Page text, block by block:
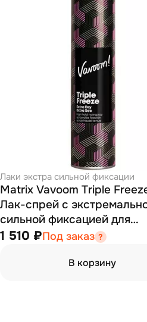
Лаки экстра сильной фиксации
Matrix Vavoom Triple
Лак-спрей с
сильной фиксацией для
подвижной укладки 300 мл
1 510 ₽Под заказ
В корзину